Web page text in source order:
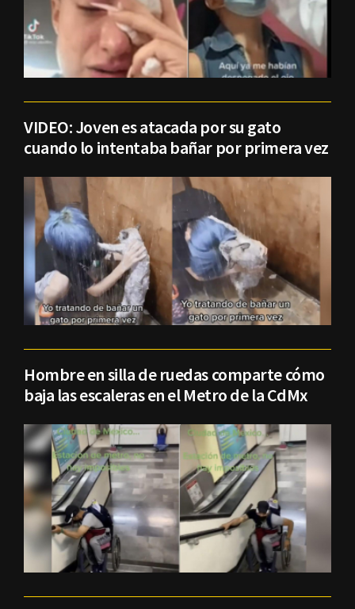
VIDEO: Joven es atacada por su gato
cuando lo intentaba bañar por primera vez
Hombre en silla de ruedas comparte cómo
baja las escaleras en el Metro de la CdMx